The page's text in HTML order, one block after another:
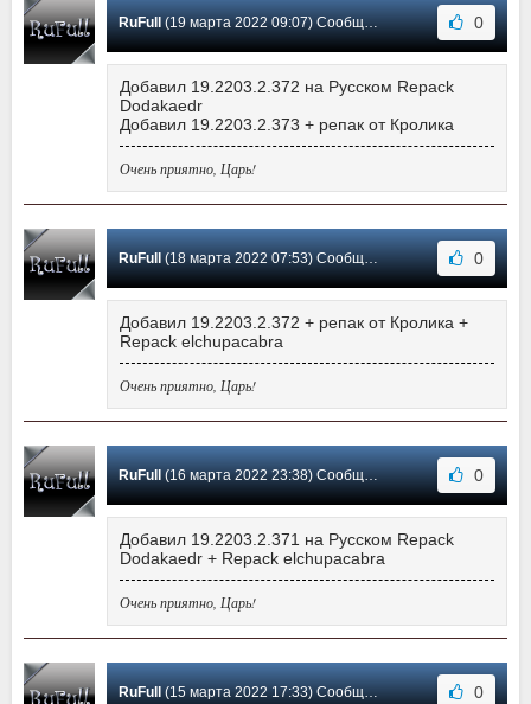
RuFull (19 марта 2022 09:07) Сообщение #441 0
Добавил 19.2203.2.372 на Русском Repack
Dodakaedr
Добавил 19.2203.2.373 + репак от Кролика
Очень приятно, Царь!
RuFull (18 марта 2022 07:53) Сообщение #440 0
Добавил 19.2203.2.372 + репак от Кролика +
Repack elchupacabra
Очень приятно, Царь!
RuFull (16 марта 2022 23:38) Сообщение #439 0
Добавил 19.2203.2.371 на Русском Repack
Dodakaedr + Repack elchupacabra
Очень приятно, Царь!
RuFull (15 марта 2022 17:33) Сообщение #438 0